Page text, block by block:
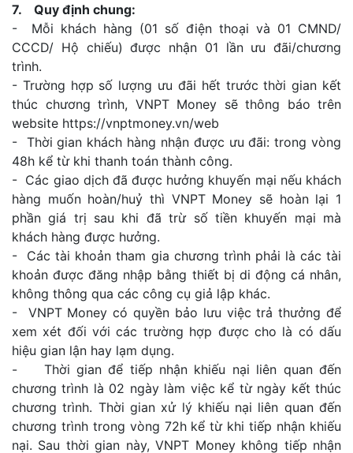
7. Quy định chung:
- Mỗi khách hàng (01 số điện thoại và 01 CMND/
CCCD/ Hộ chiếu) được nhận 01 lần ưu đãi/chương
trình.
- Trường hợp số lượng ưu đãi hết trước thời gian kết
thúc chương trình, VNPT Money sẽ thông báo trên
website https://vnptmoney.vn/web
- Thời gian khách hàng nhận được ưu đãi: trong vòng
48h kể từ khi thanh toán thành công.
- Các giao dịch đã được hưởng khuyến mại nếu khách
hàng muốn hoàn/huỷ thì VNPT Money sẽ hoàn lại 1
phần giá trị sau khi đã trừ số tiền khuyến mại mà
khách hàng được hưởng.
- Các tài khoản tham gia chương trình phải là các tài
khoản được đăng nhập bằng thiết bị di động cá nhân,
không thông qua các công cụ giả lập khác.
- VNPT Money có quyền bảo lưu việc trả thưởng để
xem xét đối với các trường hợp được cho là có dấu
hiệu gian lận hay lạm dụng.
- Thời gian để tiếp nhận khiếu nại liên quan đến
chương trình là 02 ngày làm việc kể từ ngày kết thúc
chương trình. Thời gian xử lý khiếu nại liên quan đến
chương trình trong vòng 72h kể từ khi tiếp nhận khiếu
nại. Sau thời gian này, VNPT Money không tiếp nhận